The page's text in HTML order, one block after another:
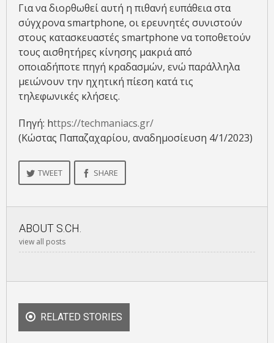
Για να διορθωθεί αυτή η πιθανή ευπάθεια στα
σύγχρονα smartphone, οι ερευνητές συνιστούν
στους κατασκευαστές smartphone να τοποθετούν
τους αισθητήρες κίνησης μακριά από
οποιαδήποτε πηγή κραδασμών, ενώ παράλληλα
μειώνουν την ηχητική πίεση κατά τις
τηλεφωνικές κλήσεις.
Πηγή: https://techmaniacs.gr/
(Κώστας Παπαζαχαρίου, αναδημοσίευση 4/1/2023)
TWEET SHARE
ABOUT S.CH.
view all posts
RELATED STORIES